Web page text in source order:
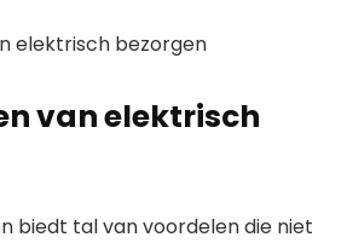
van elektrisch
biedt tal van voordelen die niet